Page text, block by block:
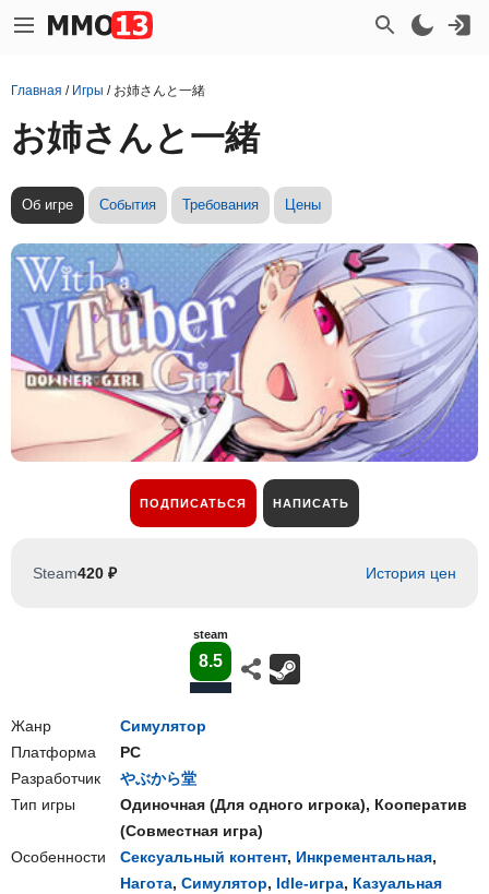
Главная / Игры / お姉さんと一緒
お姉さんと一緒
Об игре События Требования Цены
ПОДПИСАТЬСЯ НАПИСАТЬ
Steam420 ₽ История цен
steam
8.5
Жанр
Симулятор
Платформа
PC
Разработчик
やぶから堂
Тип игры
Одиночная (Для одного игрока), Кооператив
(Совместная игра)
Особенности
Сексуальный контент, Инкрементальная,
Нагота, Симулятор, Idle-игра, Казуальная